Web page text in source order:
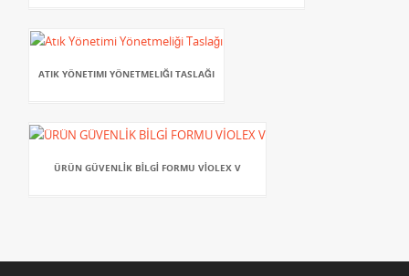
ATIK YÖNETIMI YÖNETMELIĞI TASLAĞI
ÜRÜN GÜVENLİK BİLGİ FORMU VİOLEX V